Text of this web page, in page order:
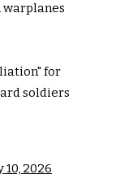
for
soldiers
10, 2026